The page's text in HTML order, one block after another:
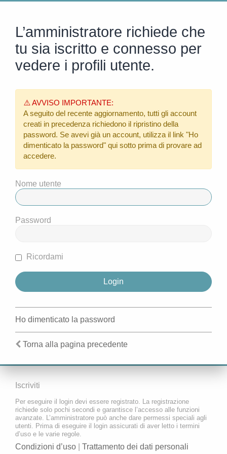
L’amministratore richiede che
tu sia iscritto e connesso per
vedere i profili utente.
⚠️ AVVISO IMPORTANTE:
A seguito del recente aggiornamento, tutti gli account
creati in precedenza richiedono il ripristino della
password. Se avevi già un account, utilizza il link "Ho
dimenticato la password" qui sotto prima di provare ad
accedere.
Nome utente
Password
Ricordami
Ho dimenticato la password
Torna alla pagina precedente
Iscriviti
Per eseguire il login devi essere registrato. La registrazione
richiede solo pochi secondi e garantisce l’accesso alle funzioni
avanzate. L’amministratore può anche dare permessi speciali agli
utenti. Prima di eseguire il login assicurati di aver letto i termini
d’uso e le varie regole.
Condizioni d’uso Trattamento dei dati personali